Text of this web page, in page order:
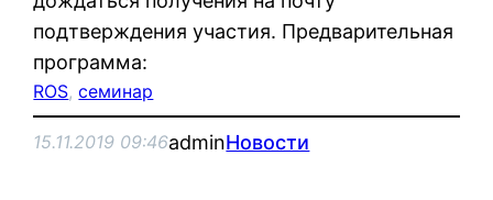
подтверждения участия. Предварительная
программа:
ROS, семинар
15.11.2019 09:46adminНовости